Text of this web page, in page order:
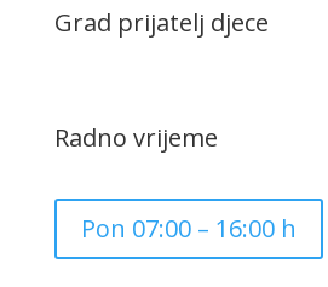
Grad prijatelj djece
Radno vrijeme
Pon 07:00 – 16:00 h